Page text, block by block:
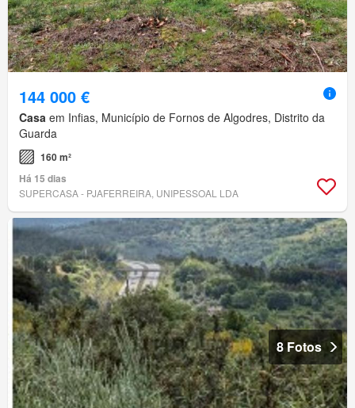
144 000 €
Casa em Infias, Município de Fornos de Algodres, Distrito da
Guarda
160 m²
Há 15 dias
SUPERCASA - PJAFERREIRA, UNIPESSOAL LDA
8 Fotos